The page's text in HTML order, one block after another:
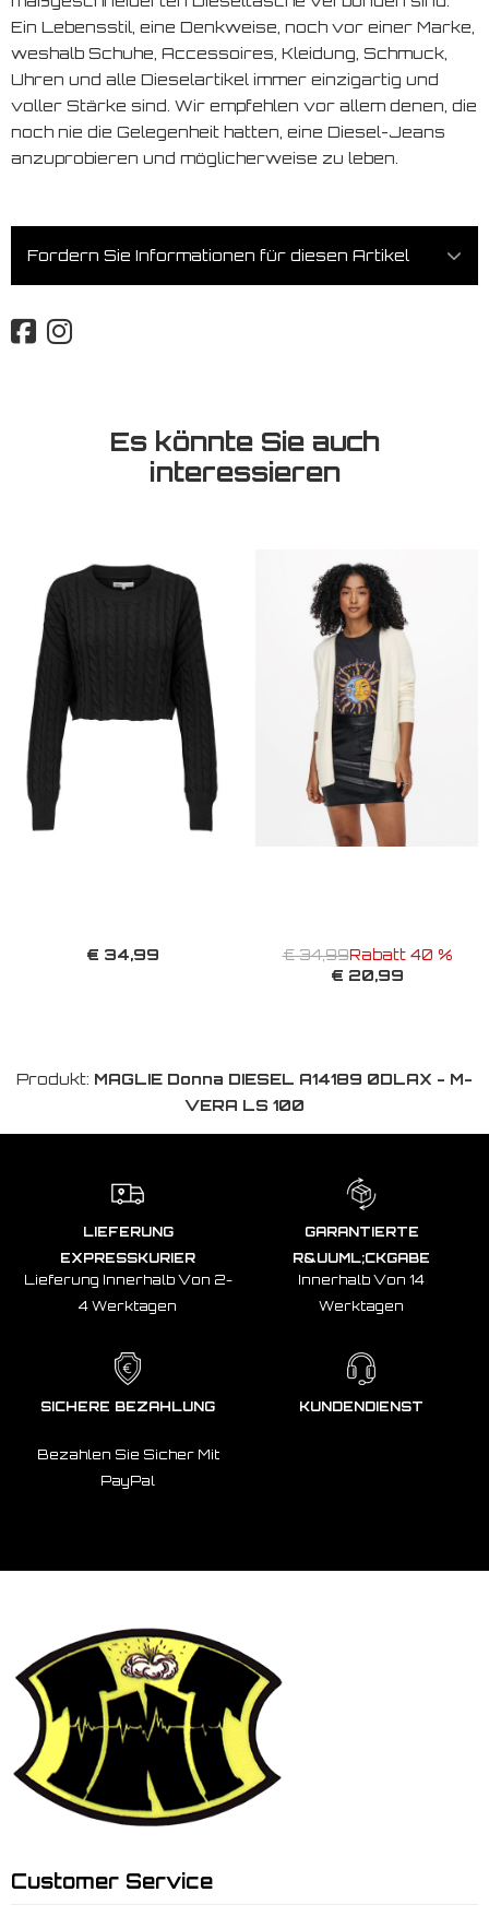
Ein Lebensstil, eine Denkweise, noch vor einer Marke,
weshalb Schuhe, Accessoires, Kleidung, Schmuck,
Uhren und alle Dieselartikel immer einzigartig und
voller Stärke sind. Wir empfehlen vor allem denen, die
noch nie die Gelegenheit hatten, eine Diesel-Jeans
anzuprobieren und möglicherweise zu leben.
Fordern Sie Informationen für diesen Artikel
Es könnte Sie auch
interessieren
€ 34,99 € 34,99Rabatt 40 %
€ 20,99
Produkt: MAGLIE Donna DIESEL A14189 0DLAX - M-
VERA LS 100
LIEFERUNG
EXPRESSKURIER
Lieferung Innerhalb Von 2-
4 Werktagen
GARANTIERTE
R&UUML;CKGABE
Innerhalb Von 14
Werktagen
SICHERE BEZAHLUNG
Bezahlen Sie Sicher Mit
PayPal
KUNDENDIENST
Customer Service